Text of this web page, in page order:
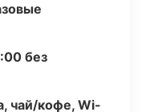
без
чай/кофе, Wi-